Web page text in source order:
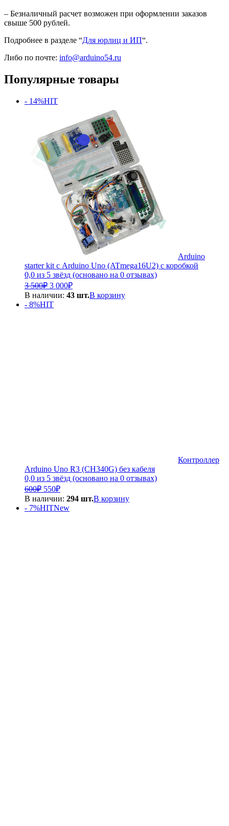
– Безналичный расчет возможен при оформлении заказов
свыше 500 рублей.
Подробнее в разделе “Для юрлиц и ИП“.
Либо по почте: info@arduino54.ru
Популярные товары
- 14%HIT
Arduino
starter kit с Arduino Uno (ATmega16U2) с коробкой
0,0 из 5 звёзд (основано на 0 отзывах)
3 500₽ Первоначальная
цена
составляла
3
3 000₽Текущая
цена:
В наличии: 43 шт.В корзину
- 8%HIT
Контроллер
Arduino Uno R3 (CH340G) без кабеля
0,0 из 5 звёзд (основано на 0 отзывах)
600₽ Первоначальная
цена
составляла
550₽Текущая
цена:
550₽.
В наличии: 294 шт.В корзину
- 7%HITNew